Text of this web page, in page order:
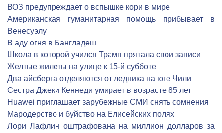
ВОЗ предупреждает о вспышке кори в мире
Американская гуманитарная помощь прибывает в
Венесуэлу
В аду огня в Бангладеш
Школа в которой учился Трамп прятала свои записи
Желтые жилеты на улице к 15-й субботе
Два айсберга отделяются от ледника на юге Чили
Сестра Джеки Кеннеди умирает в возрасте 85 лет
Huawei приглашает зарубежные СМИ снять сомнения
Мародерство и буйство на Елисейских полях
Лори Лафлин оштрафована на миллион долларов за